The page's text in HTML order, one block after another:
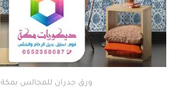
ورق جدران للمجالس بمكة